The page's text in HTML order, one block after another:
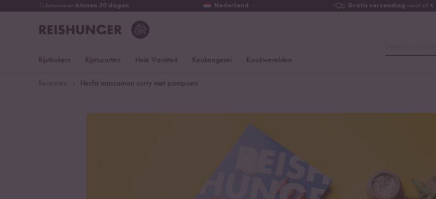
Retourneren binnen 30 dagen Nederland Gratis verzending vanaf 49 €
Rijstkokers
Rijstsoorten Hele Variëteit Keukengerei Kookwerelden
Herfst massaman curry met pompoen